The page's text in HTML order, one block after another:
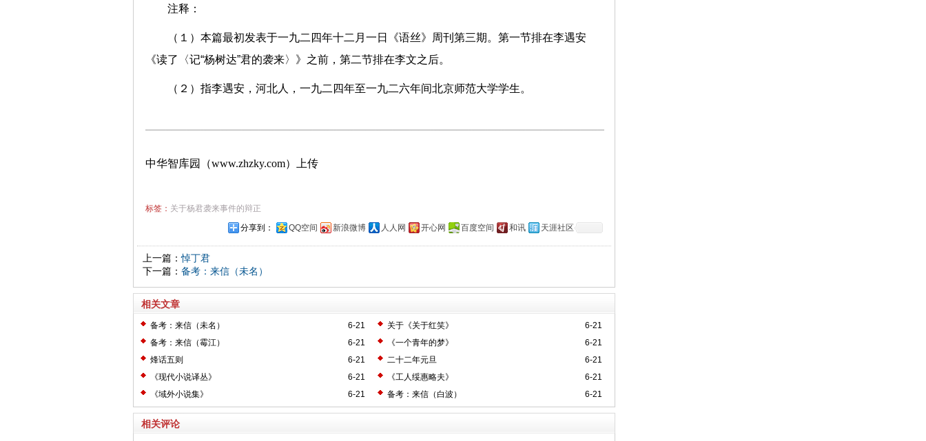
注释：
（１）本篇最初发表于一九二四年十二月一日《语丝》周刊第三期。第一节排在李遇安
《读了〈记“杨树达”君的袭来〉》之前，第二节排在李文之后。
（２）指李遇安，河北人，一九二四年至一九二六年间北京师范大学学生。
中华智库园（www.zhzky.com）上传
标签： 关于杨君袭来事件的辩正
分享到：
QQ空间 新浪微博 人人网 开心网 百度空间 和讯 天涯社区
上一篇：悼丁君
下一篇： 备考：来信（未名）
相关文章
6-21
备考：来信（未名） 6-21
关于《关于红笑》
6-21
备考：来信（霉江） 6-21
《一个青年的梦》
6-21
烽话五则 6-21
二十二年元旦
6-21
《现代小说译丛》 6-21
《工人绥惠略夫》
6-21
《域外小说集》 6-21
备考：来信（白波）
相关评论